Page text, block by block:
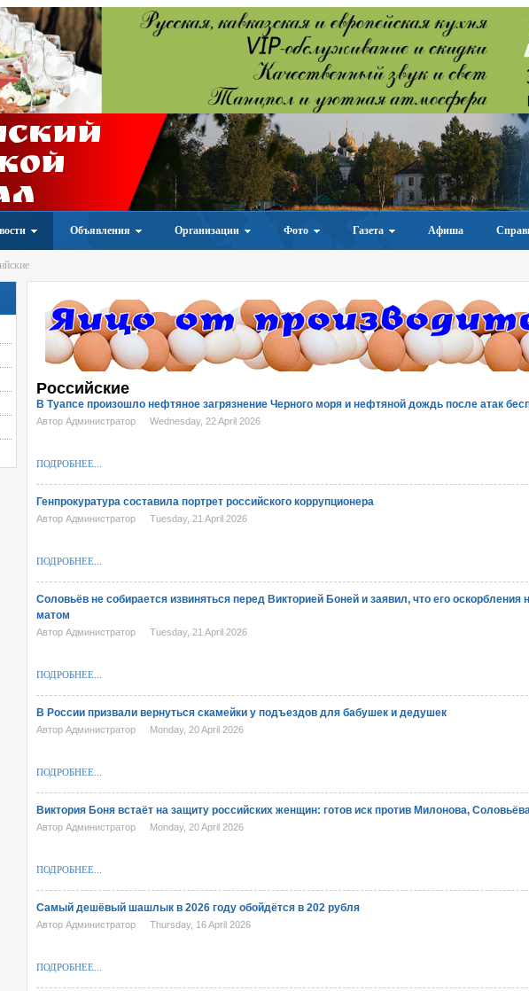
Объявления Организации Фото Газета Афиша
Российские
В Туапсе произошло нефтяное загрязнение Черного моря и нефтяной дождь после атак
Автор Администратор Wednesday, 22 April 2026
ПОДРОБНЕЕ...
Генпрокуратура составила портрет российского коррупционера
Автор Администратор Tuesday, 21 April 2026
ПОДРОБНЕЕ...
Соловьёв не собирается извиняться перед Викторией Боней и заявил, что его оскорбления
матом
Автор Администратор Tuesday, 21 April 2026
ПОДРОБНЕЕ...
В России призвали вернуться скамейки у подъездов для бабушек и дедушек
Автор Администратор Monday, 20 April 2026
ПОДРОБНЕЕ...
Виктория Боня встаёт на защиту российских женщин: готов иск против Милонова,
Автор Администратор Monday, 20 April 2026
ПОДРОБНЕЕ...
Самый дешёвый шашлык в 2026 году обойдётся в 202 рубля
Автор Администратор Thursday, 16 April 2026
ПОДРОБНЕЕ...